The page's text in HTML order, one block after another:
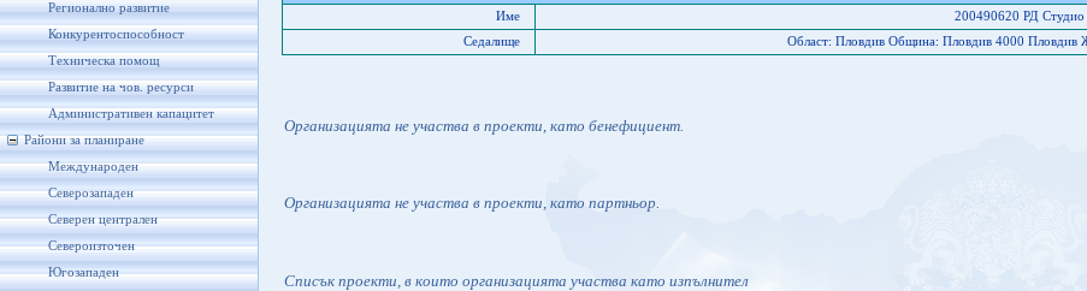
Регионално развитие
Конкурентоспособност
Техническа помощ
Развитие на чов. ресурси
Административен капацитет
Райони за планиране
Международен
Северозападен
Северен централен
Североизточен
Югозападен
Име
200490620 РД
Седалище
Област: Пловдив Oбщина: Пловдив 4000 Пловдив
Организацията не участва в проекти, като бенефициент.
Организацията не участва в проекти, като партньор.
Списък проекти, в които организацията участва като изпълнител